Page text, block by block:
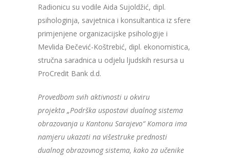
Radionicu su vodile Aida Sujoldžić, dipl.
psihologinja, savjetnica i konsultantica iz sfere
primjenjene organizacijske psihologije i
Mevlida Đečević-Koštrebić, dipl. ekonomistica,
stručna saradnica u odjelu ljudskih resursa u
ProCredit Bank d.d.
Provedbom svih aktivnosti u okviru
projekta „Podrška uspostavi dualnog sistema
obrazovanja u Kantonu Sarajevo“ Komora ima
namjeru ukazati na višestruke prednosti
dualnog obrazovnog sistema, kako za učenike